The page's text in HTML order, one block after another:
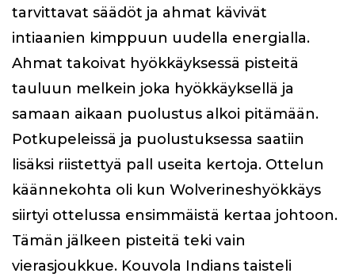
tarvittavat säädöt ja ahmat kävivät
intiaanien kimppuun uudella energialla.
Ahmat takoivat hyökkäyksessä pisteitä
tauluun melkein joka hyökkäyksellä ja
samaan aikaan puolustus alkoi pitämään.
Potkupeleissä ja puolustuksessa saatiin
lisäksi riistettyä pall useita kertoja. Ottelun
käännekohta oli kun Wolverineshyökkäys
siirtyi ottelussa ensimmäistä kertaa johtoon.
Tämän jälkeen pisteitä teki vain
vierasjoukkue. Kouvola Indians taisteli